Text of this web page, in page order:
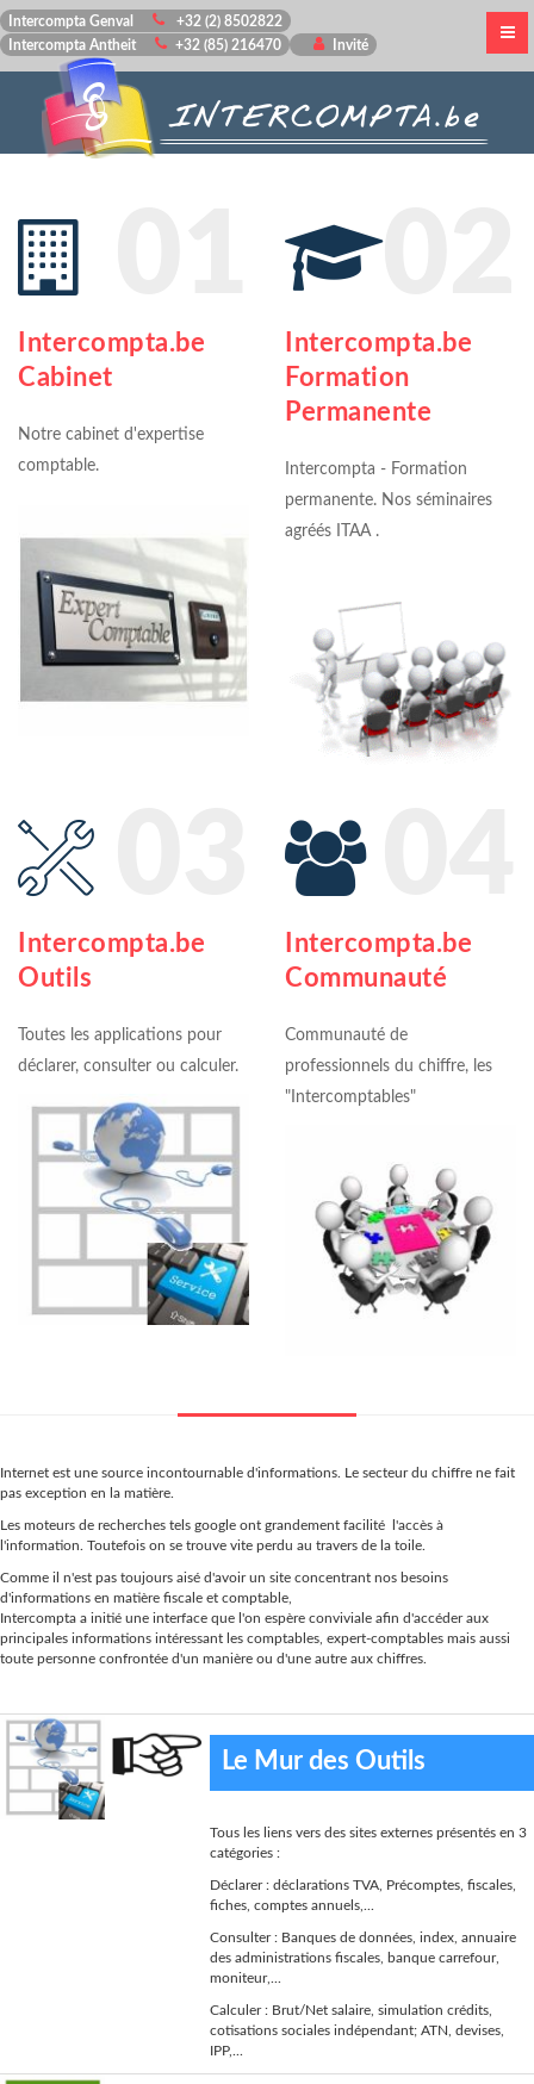
Intercompta Genval
+32 (2) 8502822
Intercompta Antheit
+32 (85) 216470 Invité
Intercompta.be
Cabinet
Notre cabinet d'expertise
comptable.
02
Intercompta.be
Formation
Permanente
Intercompta - Formation
permanente. Nos séminaires
agréés ITAA .
Intercompta.be
Outils
Toutes les applications pour
déclarer, consulter ou calculer.
Intercompta.be
Communauté
Communauté de
professionnels du chiffre, les
"Intercomptables"
Internet est une source incontournable d'informations. Le secteur du chiffre ne fait
pas exception en la matière.
Les moteurs de recherches tels google ont grandement facilité l'accès à
l'information. Toutefois on se trouve vite perdu au travers de la toile.
Comme il n'est pas toujours aisé d'avoir un site concentrant nos besoins
d'informations en matière fiscale et comptable,
Intercompta a initié une interface que l'on espère conviviale afin d'accéder aux
principales informations intéressant les comptables, expert-comptables mais aussi
toute personne confrontée d'un manière ou d'une autre aux chiffres.
Le Mur des Outils
Tous les liens vers des sites externes présentés en 3
catégories :
Déclarer : déclarations TVA, Précomptes, fiscales,
fiches, comptes annuels,...
Consulter : Banques de données, index, annuaire
des administrations fiscales, banque carrefour,
moniteur,...
Calculer : Brut/Net salaire, simulation crédits,
cotisations sociales indépendant; ATN, devises,
IPP,...